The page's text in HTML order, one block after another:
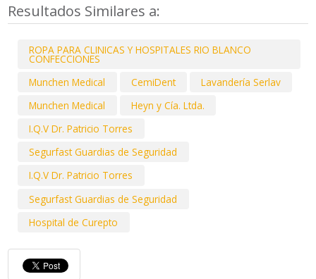
Resultados Similares a:
ROPA PARA CLINICAS Y HOSPITALES RIO BLANCO
CONFECCIONES
Munchen Medical
CemiDent
Lavandería Serlav
Munchen Medical
Heyn y Cía. Ltda.
I.Q.V Dr. Patricio Torres
Segurfast Guardias de Seguridad
I.Q.V Dr. Patricio Torres
Segurfast Guardias de Seguridad
Hospital de Curepto